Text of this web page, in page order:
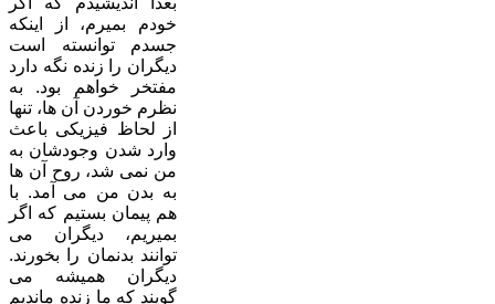
خودم بمیرم، از اینکه
جسدم توانسته است
دیگران را زنده نگه دارد
مفتخر خواهم بود. به
نظرم خوردن آن ها، تنها
از لحاظ فیزیکی باعث
وارد شدن وجودشان به
من نمی شد، روح آن ها
به بدن من می آمد. با
هم پیمان بستیم که اگر
بمیریم، دیگران می
توانند بدنمان را بخورند.
دیگران همیشه می
گویند که ما زنده ماندیم